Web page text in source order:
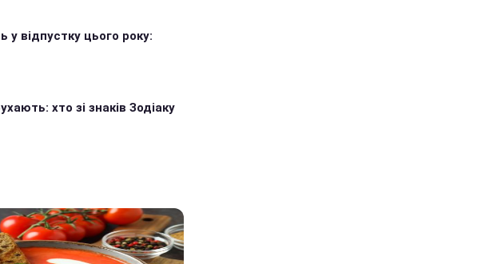
у відпустку цього року:
хто зі знаків Зодіаку